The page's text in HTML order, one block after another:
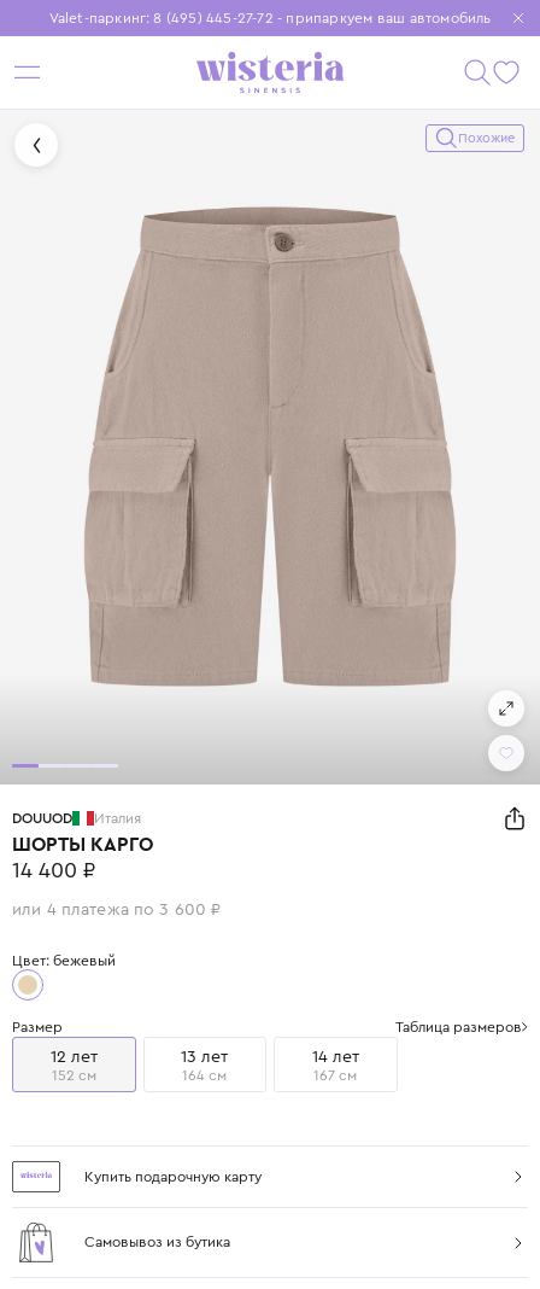
Valet-паркинг: 8 (495) 445-27-72 - припаркуем ваш автомобиль
Бесплатная доставка при заказе от 15 000 ₽
Установите приложение, чтобы покупки были еще удобнее
Похожие
DOUUOD Италия
ШОРТЫ КАРГО
14 400 ₽
или 4 платежа по 3 600 ₽
Цвет: бежевый
Размер Таблица размеров
12 лет
152 см
13 лет
164 см
14 лет
167 см
Купить подарочную карту
Самовывоз из бутика